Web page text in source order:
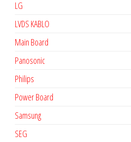
LG
LVDS KABLO
Main Board
Panosonic
Philips
Power Board
Samsung
SEG